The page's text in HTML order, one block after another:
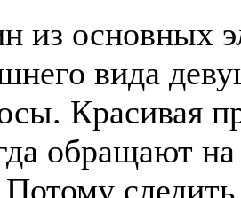
из основных
вида
Красивая
обращают
следить